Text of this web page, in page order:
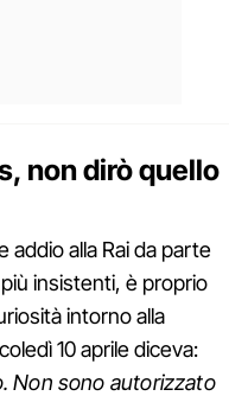
non dirò quello
addio alla Rai da parte
insistenti, è proprio
intorno alla
10 aprile diceva:
Non sono autorizzato